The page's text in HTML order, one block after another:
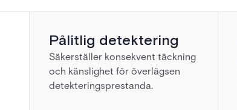
Pålitlig detektering
Säkerställer konsekvent täckning
och känslighet för överlägsen
detekteringsprestanda.